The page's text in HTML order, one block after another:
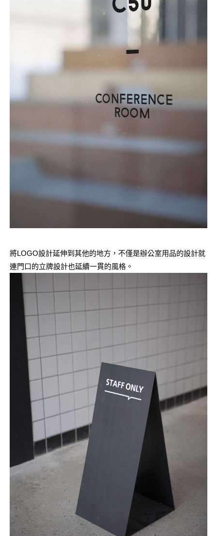
將LOGO設計延伸到其他的地方，不僅是辦公室用品的設計就
連門口的立牌設計也延續一貫的風格。